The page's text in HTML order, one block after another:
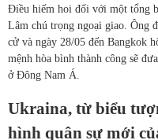
Điều hiếm hoi đối với một tổng
Lâm chú trọng ngoại giao. Ông
cử và ngày 28/05 đến Bangkok
mệnh hòa bình thành công sẽ
ở Đông Nam Á.
Ukraina, từ biểu
hình quân sự mới